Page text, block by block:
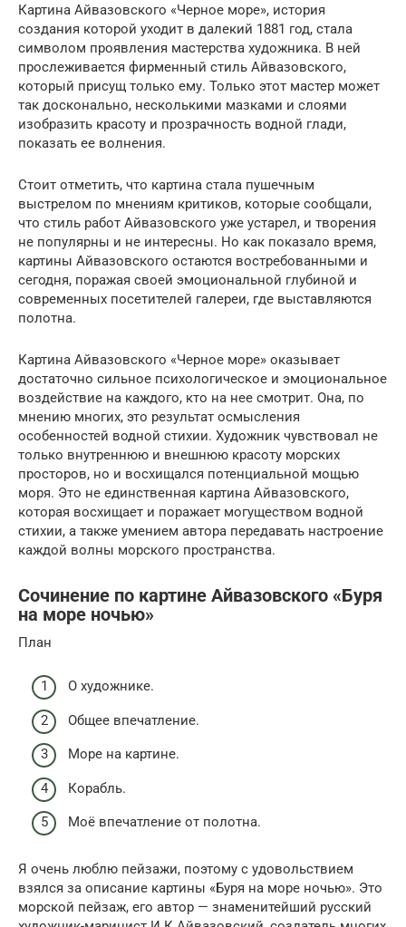
Картина Айвазовского «Черное море», история
создания которой уходит в далекий 1881 год, стала
символом проявления мастерства художника. В ней
прослеживается фирменный стиль Айвазовского,
который присущ только ему. Только этот мастер может
так досконально, несколькими мазками и слоями
изобразить красоту и прозрачность водной глади,
показать ее волнения.
Стоит отметить, что картина стала пушечным
выстрелом по мнениям критиков, которые сообщали,
что стиль работ Айвазовского уже устарел, и творения
не популярны и не интересны. Но как показало время,
картины Айвазовского остаются востребованными и
сегодня, поражая своей эмоциональной глубиной и
современных посетителей галереи, где выставляются
полотна.
Картина Айвазовского «Черное море» оказывает
достаточно сильное психологическое и эмоциональное
воздействие на каждого, кто на нее смотрит. Она, по
мнению многих, это результат осмысления
особенностей водной стихии. Художник чувствовал не
только внутреннюю и внешнюю красоту морских
просторов, но и восхищался потенциальной мощью
моря. Это не единственная картина Айвазовского,
которая восхищает и поражает могуществом водной
стихии, а также умением автора передавать настроение
каждой волны морского пространства.
Сочинение по картине Айвазовского «Буря
на море ночью»
План
О художнике.
Общее впечатление.
Море на картине.
Корабль.
Моё впечатление от полотна.
Я очень люблю пейзажи, поэтому с удовольствием
взялся за описание картины «Буря на море ночью». Это
морской пейзаж, его автор — знаменитейший русский